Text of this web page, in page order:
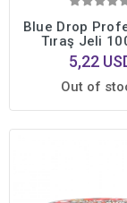
Blue Drop
Tıraş Jeli
Moisturizing &
Glide -
Kolay
5,22
Out of